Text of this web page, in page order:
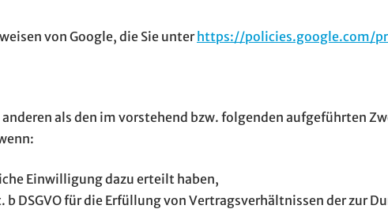
von Google, die Sie unter https://policies.google.com/
als den im vorstehend bzw. folgenden aufgeführten
Einwilligung dazu erteilt haben,
b DSGVO für die Erfüllung von Vertragsverhältnissen der zur